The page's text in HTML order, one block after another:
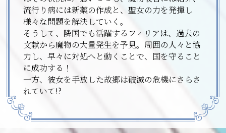
流行り病には新薬の作成と、聖女の力を発揮し
様々な問題を解決していく。
そうして、隣国でも活躍するフィリアは、過去の
文献から魔物の大量発生を予見。周囲の人々と協
力し、早々に対処へと動くことで、国を守ること
に成功する！
一方、彼女を手放した故郷は破滅の危機にさらさ
れていて――!?